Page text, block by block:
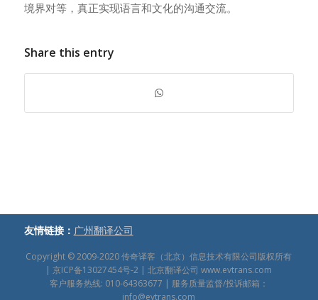
境界对等，真正实现语言和文化的沟通交流。
Share this entry
友情链接： 广州翻译公司
Copyright © 2009-2020传奇译客（北京）信息技术有限公司版权所有
|京ICP备13027454号-2 | 北京翻译公司www.evtrans.com
客户服务热线: 010-64363677 | 服务质量监督/投诉邮箱：
info@evtrans.com